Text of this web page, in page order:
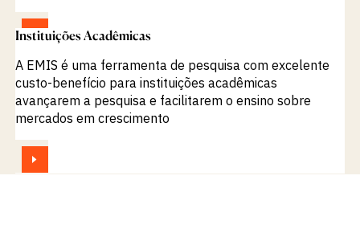
Instituições Acadêmicas
A EMIS é uma ferramenta de pesquisa com excelente
custo-benefício para instituições acadêmicas
avançarem a pesquisa e facilitarem o ensino sobre
mercados em crescimento